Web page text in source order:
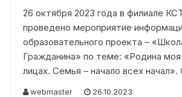
26 октября 2023 года в филиале
проведено мероприятие
образовательного проекта –
Гражданина» по теме: «Родина моя
лицах. Семья – начало всех
webmaster 26.10.2023